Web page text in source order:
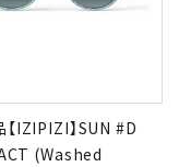
IZIPIZI】SUN #D
(Washed